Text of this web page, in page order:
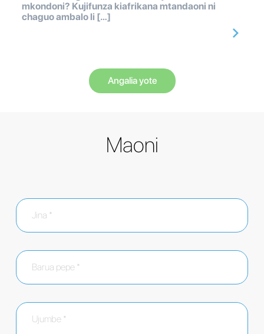
mkondoni? Kujifunza kiafrikana mtandaoni ni
chaguo ambalo li […]
Angalia yote
Maoni